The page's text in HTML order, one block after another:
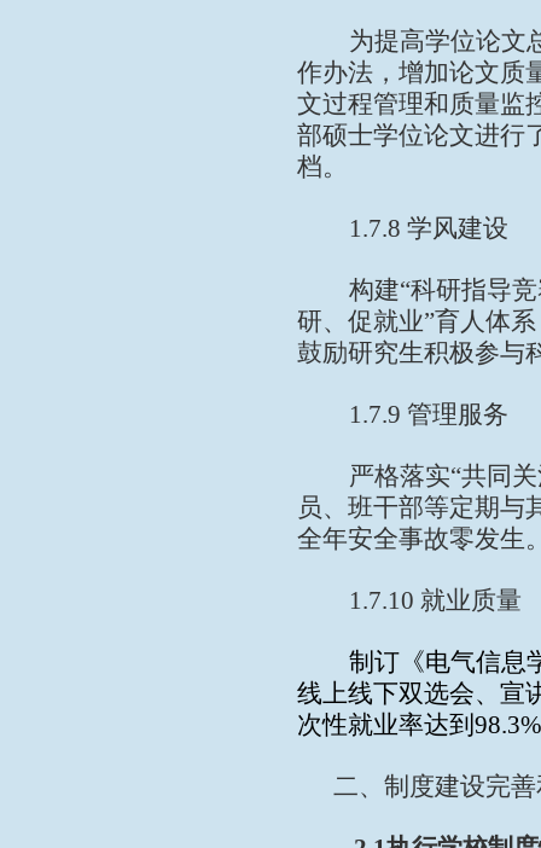
为提高学位论文
作办法，增加论文质
文过程管理和质量监
部硕士学位论文进行
档。
1.7.8 学风建设
构建“科研指导
研、促就业”育人体
鼓励研究生积极参与
1.7.9 管理服务
严格落实“共同
员、班干部等定期与
全年安全事故零发生
1.7.10 就业质量
制订《电气信息
线上线下双选会、宣
次性就业率达到 98.3%
二、制度建设完